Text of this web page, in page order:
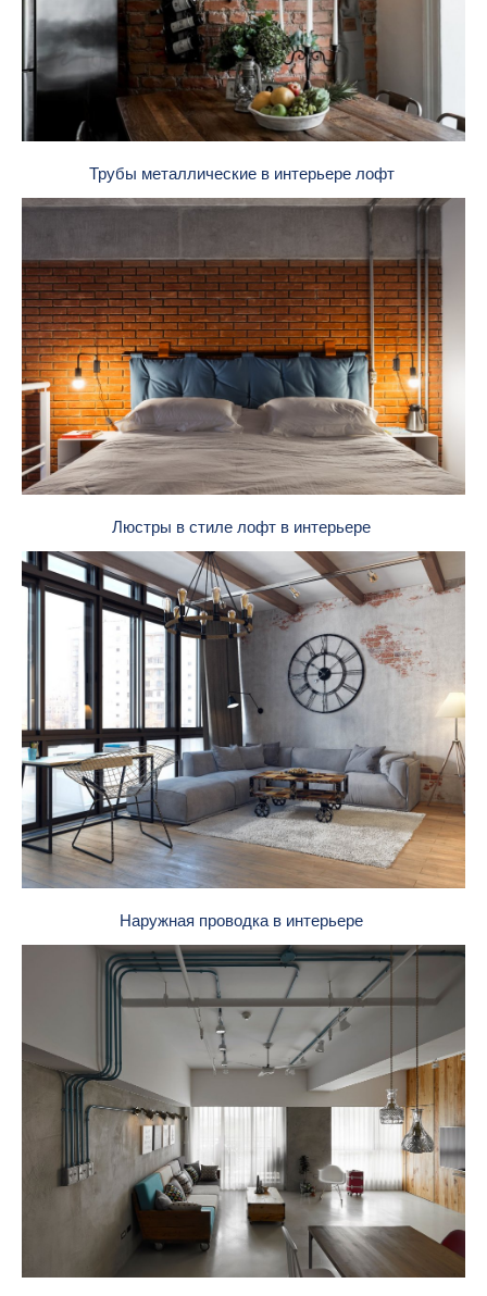
Трубы металлические в интерьере лофт
Люстры в стиле лофт в интерьере
Наружная проводка в интерьере